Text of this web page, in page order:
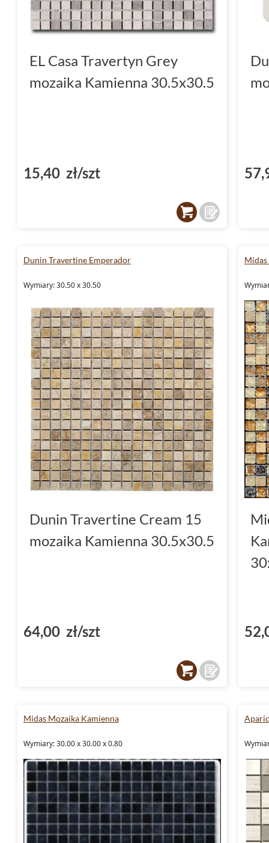
EL Casa Travertyn Grey
mozaika Kamienna 30.5x30.5
15,40 zł/szt
Dunin Travertine Emperador
Wymiary: 30.50 x 30.50
Dunin Travertine Cream 15
mozaika Kamienna 30.5x30.5
64,00 zł/szt
Midas
Midas Mozaika Kamienna
Wymiary: 30.00 x 30.00 x 0.80